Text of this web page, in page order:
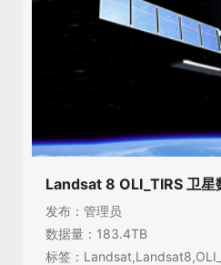
Landsat 8 OLI_TIRS 卫星
发布：管理员
数据量：183.4TB
标签：